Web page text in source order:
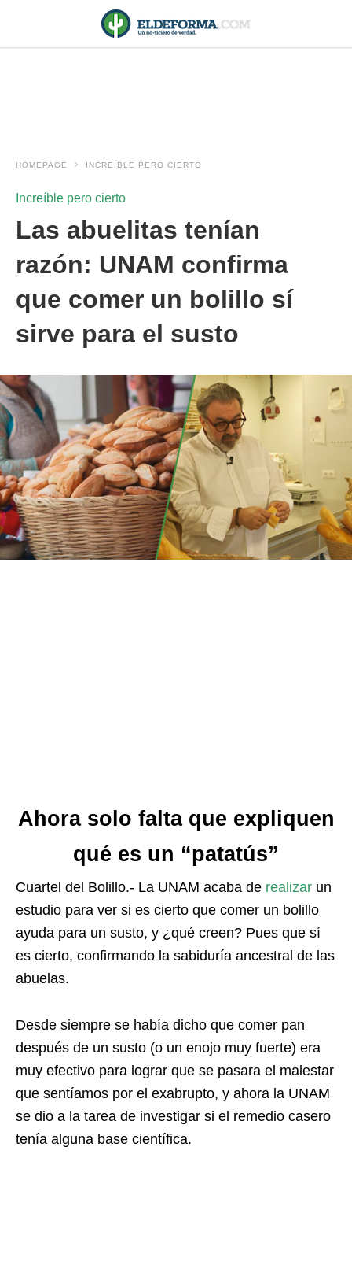
HOMEPAGE INCREÍBLE PERO CIERTO
Increíble pero cierto
Las abuelitas tenían
razón: UNAM confirma
que comer un bolillo sí
sirve para el susto
Ahora solo falta que expliquen
qué es un “patatús”
Cuartel del Bolillo.- La UNAM acaba de realizar un
estudio para ver si es cierto que comer un bolillo
ayuda para un susto, y ¿qué creen? Pues que sí
es cierto, confirmando la sabiduría ancestral de las
abuelas.
Desde siempre se había dicho que comer pan
después de un susto (o un enojo muy fuerte) era
muy efectivo para lograr que se pasara el malestar
que sentíamos por el exabrupto, y ahora la UNAM
se dio a la tarea de investigar si el remedio casero
tenía alguna base científica.